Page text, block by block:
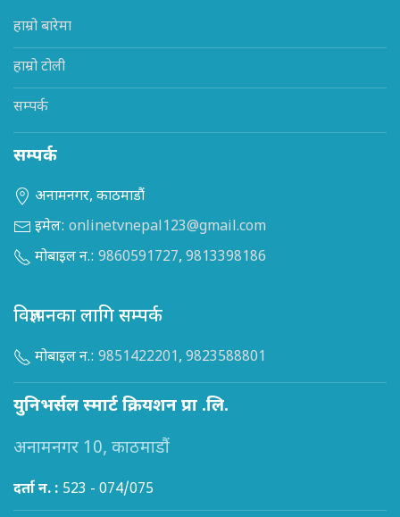
हाम्रो बारेमा
हाम्रो टोली
सम्पर्क
सम्पर्क
अनामनगर, काठमाडौं
इमेल: onlinetvnepal123@gmail.com
मोबाइल न.: 9860591727, 9813398186
विज्ञापनका लागि सम्पर्क
मोबाइल न.: 9851422201, 9823588801
युनिभर्सल स्मार्ट क्रियशन प्रा .लि.
अनामनगर 10, काठमाडौं
दर्ता न. : 523 - 074/075